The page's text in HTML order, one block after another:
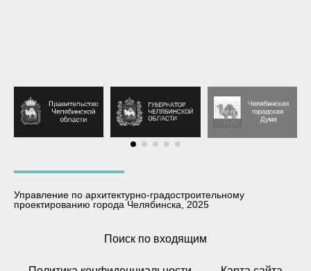
Управление по архитектурно-градостроительному
проектированию города Челябинска, 2025
Поиск по входящим